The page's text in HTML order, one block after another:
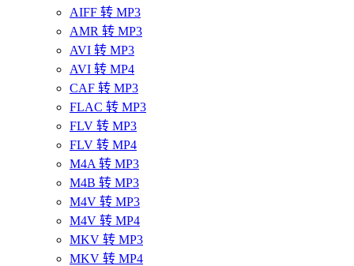
AIFF 转 MP3
AMR 转 MP3
AVI 转 MP3
AVI 转 MP4
CAF 转 MP3
FLAC 转 MP3
FLV 转 MP3
FLV 转 MP4
M4A 转 MP3
M4B 转 MP3
M4V 转 MP3
M4V 转 MP4
MKV 转 MP3
MKV 转 MP4